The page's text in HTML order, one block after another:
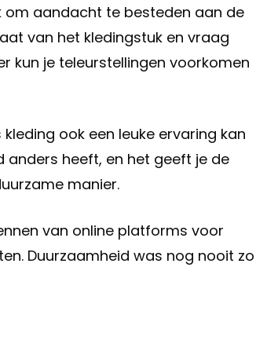
om aandacht te besteden aan de
van het kledingstuk en vraag
kun je teleurstellingen voorkomen
ook een leuke ervaring kan
anders heeft, en het geeft je de
manier.
van online platforms voor
Duurzaamheid was nog nooit zo